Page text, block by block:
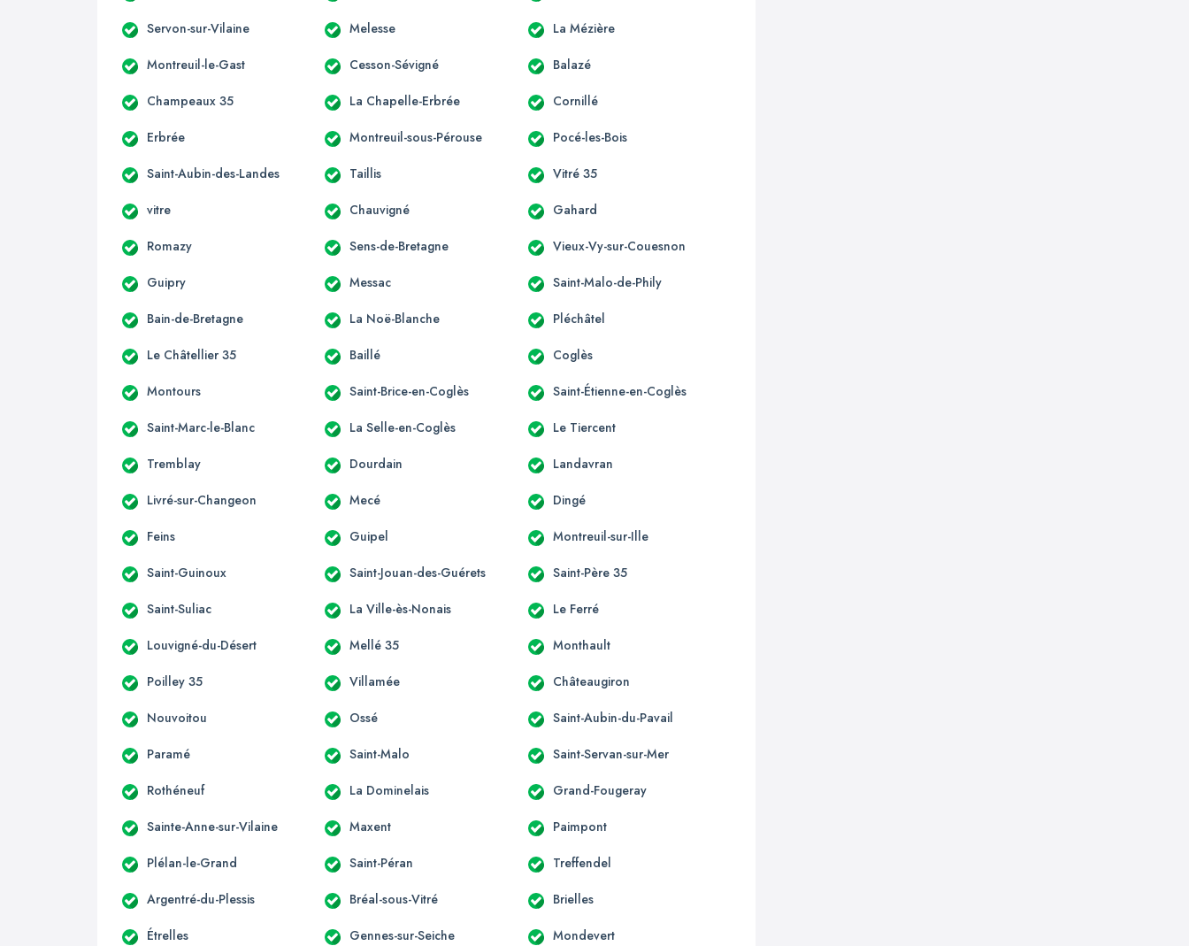
Servon-sur-Vilaine Melesse La Mézière
Montreuil-le-Gast Cesson-Sévigné Balazé
Champeaux 35 La Chapelle-Erbrée Cornillé
Erbrée Montreuil-sous-Pérouse Pocé-les-Bois
Saint-Aubin-des-Landes Taillis Vitré 35
vitre Chauvigné Gahard
Romazy Sens-de-Bretagne Vieux-Vy-sur-Couesnon
Guipry Messac Saint-Malo-de-Phily
Bain-de-Bretagne La Noë-Blanche Pléchâtel
Le Châtellier 35 Baillé Coglès
Montours Saint-Brice-en-Coglès Saint-Étienne-en-Coglès
Saint-Marc-le-Blanc La Selle-en-Coglès Le Tiercent
Tremblay Dourdain Landavran
Livré-sur-Changeon Mecé Dingé
Feins Guipel Montreuil-sur-Ille
Saint-Guinoux Saint-Jouan-des-Guérets Saint-Père 35
Saint-Suliac La Ville-ès-Nonais Le Ferré
Louvigné-du-Désert Mellé 35 Monthault
Poilley 35 Villamée Châteaugiron
Nouvoitou Ossé Saint-Aubin-du-Pavail
Paramé Saint-Malo Saint-Servan-sur-Mer
Rothéneuf La Dominelais Grand-Fougeray
Sainte-Anne-sur-Vilaine Maxent Paimpont
Plélan-le-Grand Saint-Péran Treffendel
Argentré-du-Plessis Bréal-sous-Vitré Brielles
Étrelles Gennes-sur-Seiche Mondevert